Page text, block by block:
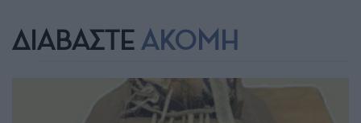
ΔΙΑΒΑΣΤΕ ΑΚΟΜΗ